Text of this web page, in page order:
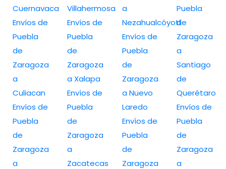
Cuernavaca
Envíos de
Puebla
de
Zaragoza
a
Culiacan
Envíos de
Puebla
de
Zaragoza
a
Villahermosa
Envíos de
Puebla
de
Zaragoza
a Xalapa
Envíos de
Puebla
de
Zaragoza
a
Zacatecas
a
Nezahualcóyotl
Envíos de
Puebla
de
Zaragoza
a Nuevo
Laredo
Envíos de
Puebla
de
Zaragoza
Puebla
de
Zaragoza
a
Santiago
de
Querétaro
Envíos de
Puebla
de
Zaragoza
a